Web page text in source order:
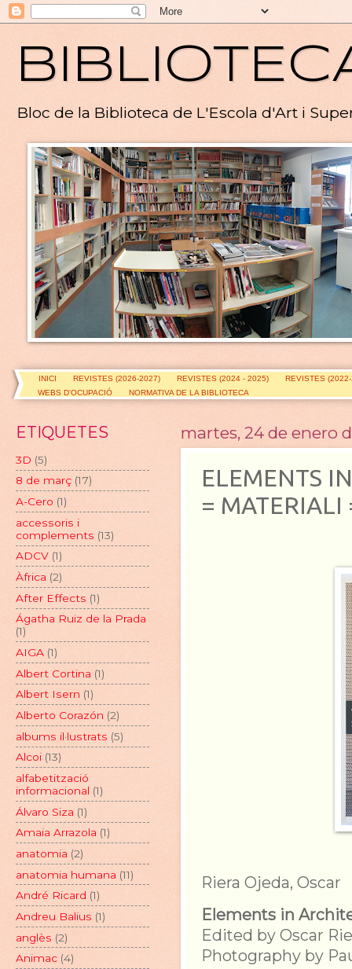
Bloc de la Biblioteca de L'Escola d'Art i
INICI REVISTES (2026-2027) REVISTES (2024 - 2025)
REVISTES
WEBS D'OCUPACIÓ
NORMATIVA DE LA BIBLIOTECA
martes, 24 de enero
ELEMENTS
= MATERIALI
Riera Ojeda, Oscar
Elements in
Edited by Oscar
Photography by
ETIQUETES
3D (5)
8 de març (17)
A-Cero (1)
accessoris i
complements (13)
ADCV (1)
Àfrica (2)
After Effects (1)
Ágatha Ruiz de la Prada
(1)
AIGA (1)
Albert Cortina (1)
Albert Isern (1)
Alberto Corazón (2)
albums il·lustrats (5)
Alcoi (13)
alfabetització
informacional (1)
Álvaro Siza (1)
Amaia Arrazola (1)
anatomia (2)
anatomia humana (11)
André Ricard (1)
Andreu Balius (1)
anglès (2)
Animac (4)